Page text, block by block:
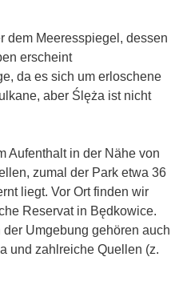
dem Meeresspiegel, dessen
erscheint
da es sich um erloschene
aber Ślęża ist nicht
Aufenthalt in der Nähe von
zumal der Park etwa 36
liegt. Vor Ort finden wir
Reservat in Będkowice.
Umgebung gehören auch
und zahlreiche Quellen (z.